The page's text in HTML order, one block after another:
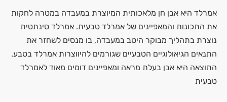
אמרלד היא אבן חן מלאכותית המיוצרת במעבדה במטרה לחקות
את התכונות והמאפיינים של אמרלד טבעית. אמרלד סינתטית
נוצרת בתהליך מבוקר היטב במעבדה, בו מנסים לשחזר את
התנאים הגיאולוגיים הטבעיים שגורמים להיווצרות אמרלד בטבע.
התוצאה היא אבן בעלת מראה ומאפיינים דומים מאוד לאמרלד
טבעית